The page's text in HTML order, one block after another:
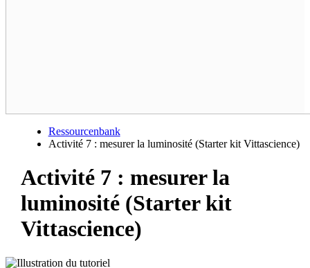
Ressourcenbank
Activité 7 : mesurer la luminosité (Starter kit Vittascience)
Activité 7 : mesurer la
luminosité (Starter kit
Vittascience)